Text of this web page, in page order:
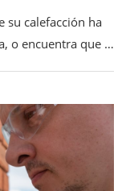
su calefacción ha
o encuentra que …